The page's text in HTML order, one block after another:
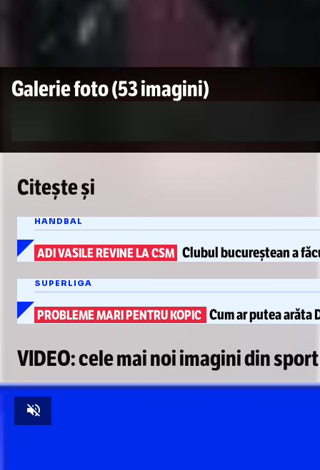
Galerie foto(53 imagini)
Citește și
HANDBAL
ADI VASILE REVINE LA CSM Clubul bucureștean a
SUPERLIGA
PROBLEME MARI PENTRU KOPIC Cum ar putea arăta
VIDEO: cele mai noi imagini din sport
Unmute